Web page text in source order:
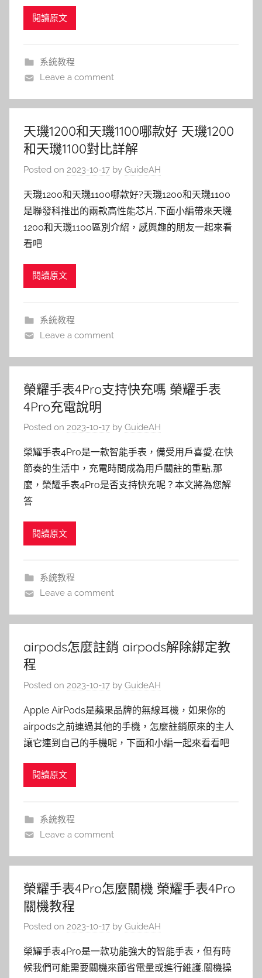
閱讀原文
系統教程
Leave a comment
天璣1200和天璣1100哪款好 天璣1200
和天璣1100對比詳解
Posted on 2023-10-17 by GuideAH
天璣1200和天璣1100哪款好?天璣1200和天璣1100
是聯發科推出的兩款高性能芯片,下面小編帶來天璣
1200和天璣1100區別介紹，感興趣的朋友一起來看
看吧
閱讀原文
系統教程
Leave a comment
榮耀手表4Pro支持快充嗎 榮耀手表
4Pro充電說明
Posted on 2023-10-17 by GuideAH
榮耀手表4Pro是一款智能手表，備受用戶喜愛,在快
節奏的生活中，充電時間成為用戶關註的重點,那
麼，榮耀手表4Pro是否支持快充呢？本文將為您解
答
閱讀原文
系統教程
Leave a comment
airpods怎麼註銷 airpods解除綁定教
程
Posted on 2023-10-17 by GuideAH
Apple AirPods是蘋果品牌的無線耳機，如果你的
airpods之前連過其他的手機，怎麼註銷原來的主人
讓它連到自己的手機呢，下面和小編一起來看看吧
閱讀原文
系統教程
Leave a comment
榮耀手表4Pro怎麼關機 榮耀手表4Pro
關機教程
Posted on 2023-10-17 by GuideAH
榮耀手表4Pro是一款功能強大的智能手表，但有時
候我們可能需要關機來節省電量或進行維護,關機操